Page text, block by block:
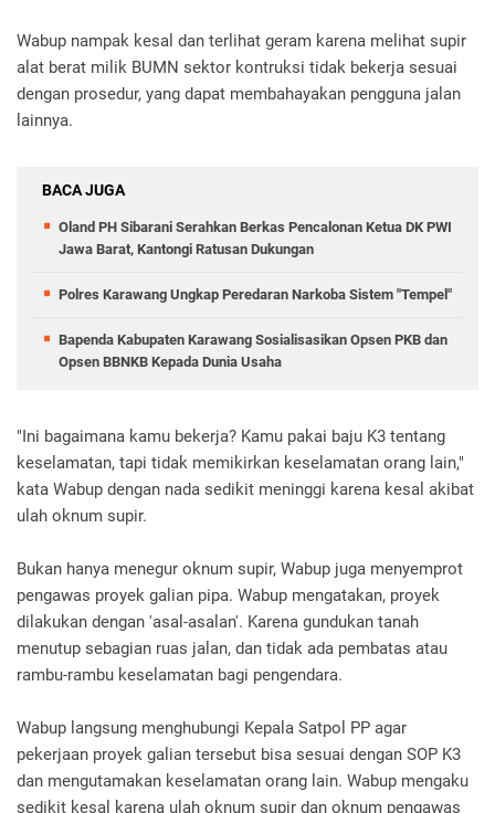
Wabup nampak kesal dan terlihat geram karena melihat supir
alat berat milik BUMN sektor kontruksi tidak bekerja sesuai
dengan prosedur, yang dapat membahayakan pengguna jalan
lainnya.
BACA JUGA
Oland PH Sibarani Serahkan Berkas Pencalonan Ketua DK PWI
Jawa Barat, Kantongi Ratusan Dukungan
Polres Karawang Ungkap Peredaran Narkoba Sistem "Tempel"
Bapenda Kabupaten Karawang Sosialisasikan Opsen PKB dan
Opsen BBNKB Kepada Dunia Usaha
"Ini bagaimana kamu bekerja? Kamu pakai baju K3 tentang
keselamatan, tapi tidak memikirkan keselamatan orang lain,"
kata Wabup dengan nada sedikit meninggi karena kesal akibat
ulah oknum supir.
Bukan hanya menegur oknum supir, Wabup juga menyemprot
pengawas proyek galian pipa. Wabup mengatakan, proyek
dilakukan dengan 'asal-asalan'. Karena gundukan tanah
menutup sebagian ruas jalan, dan tidak ada pembatas atau
rambu-rambu keselamatan bagi pengendara.
Wabup langsung menghubungi Kepala Satpol PP agar
pekerjaan proyek galian tersebut bisa sesuai dengan SOP K3
dan mengutamakan keselamatan orang lain. Wabup mengaku
sedikit kesal karena ulah oknum supir dan oknum pengawas